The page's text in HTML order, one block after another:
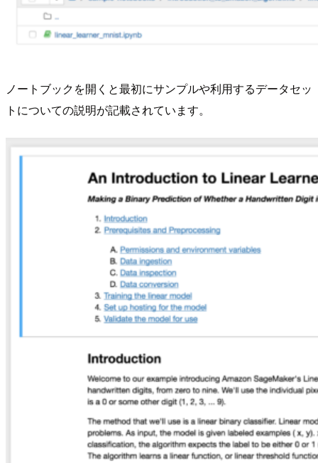
ノートブックを開くと最初にサンプルや利用するデータセッ
トについての説明が記載されています。